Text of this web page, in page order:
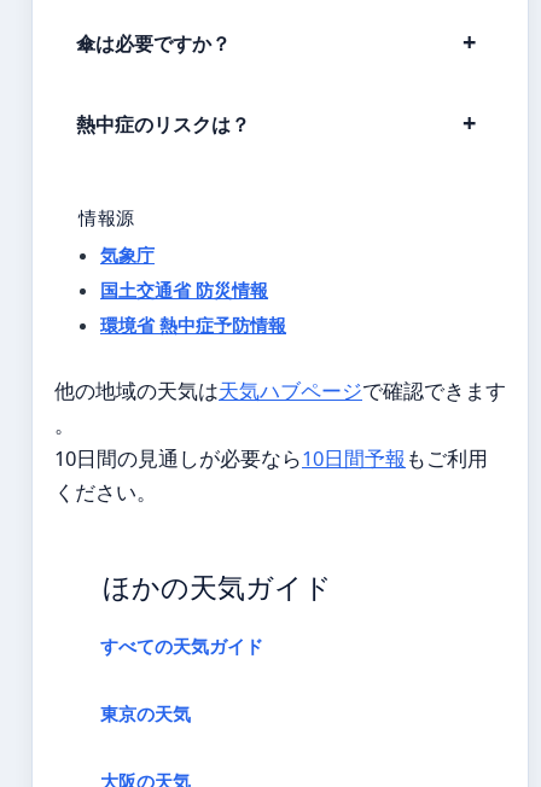
傘は必要ですか？
熱中症のリスクは？
情報源
気象庁
国土交通省 防災情報
環境省 熱中症予防情報
他の地域の天気は天気ハブページで確認できます
。
10日間の見通しが必要なら10日間予報 もご利用
ください。
ほかの天気ガイド
すべての天気ガイド
東京の天気
大阪の天気